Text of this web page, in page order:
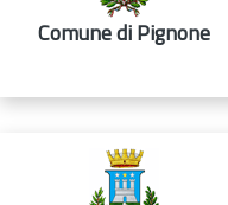
Comune di Pignone